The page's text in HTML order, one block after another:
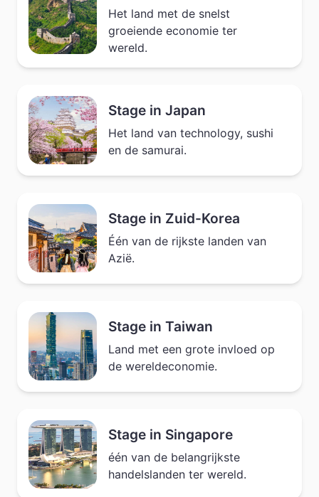
Het land met de snelst
groeiende economie ter
wereld.
Stage in Japan
Het land van technology, sushi
en de samurai.
Stage in Zuid-Korea
Één van de rijkste landen van
Azië.
Stage in Taiwan
Land met een grote invloed op
de wereldeconomie.
Stage in Singapore
één van de belangrijkste
handelslanden ter wereld.